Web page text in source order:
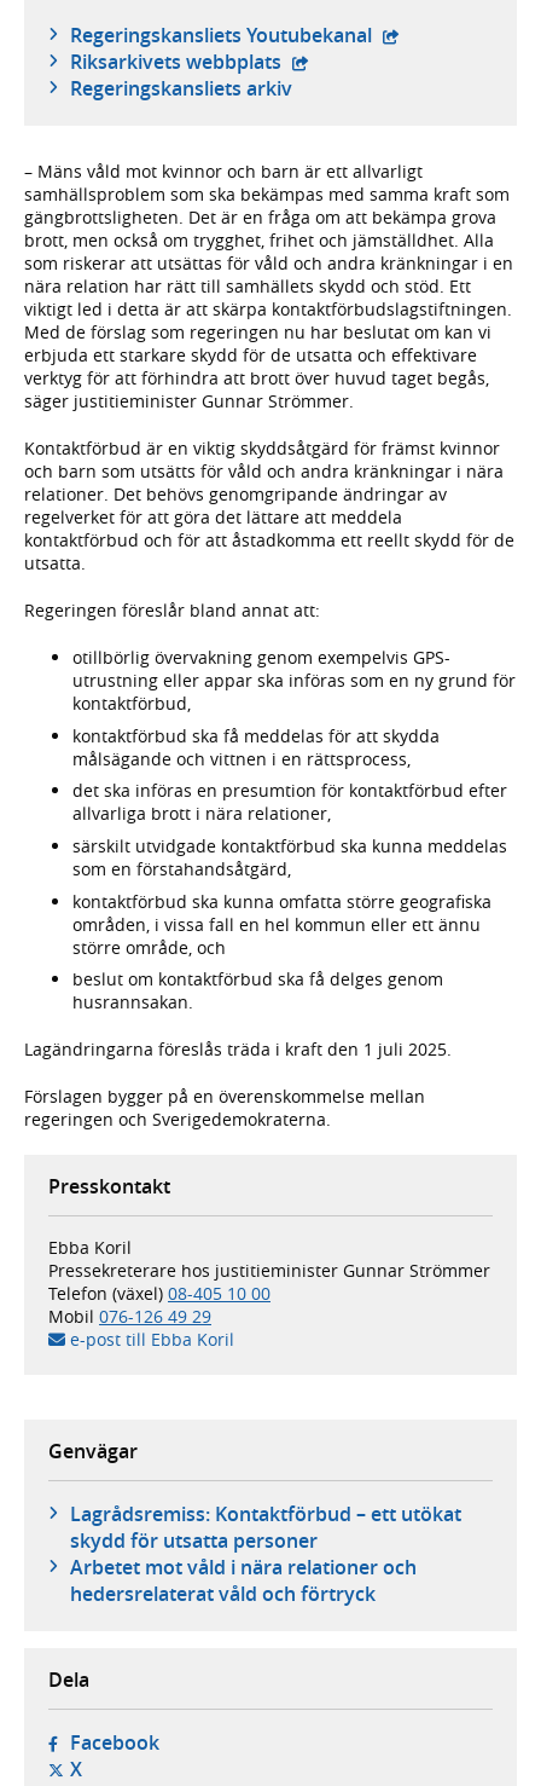
Regeringskansliets Youtubekanal - extern
Riksarkivets webbplats - extern webbplats,
Regeringskansliets arkiv
– Mäns våld mot kvinnor och barn är ett allvarligt
samhällsproblem som ska bekämpas med samma kraft som
gängbrottsligheten. Det är en fråga om att bekämpa grova
brott, men också om trygghet, frihet och jämställdhet. Alla
som riskerar att utsättas för våld och andra kränkningar i en
nära relation har rätt till samhällets skydd och stöd. Ett
viktigt led i detta är att skärpa kontaktförbudslagstiftningen.
Med de förslag som regeringen nu har beslutat om kan vi
erbjuda ett starkare skydd för de utsatta och effektivare
verktyg för att förhindra att brott över huvud taget begås,
säger justitieminister Gunnar Strömmer.
Kontaktförbud är en viktig skyddsåtgärd för främst kvinnor
och barn som utsätts för våld och andra kränkningar i nära
relationer. Det behövs genomgripande ändringar av
regelverket för att göra det lättare att meddela
kontaktförbud och för att åstadkomma ett reellt skydd för de
utsatta.
Regeringen föreslår bland annat att:
otillbörlig övervakning genom exempelvis GPS-
utrustning eller appar ska införas som en ny grund för
kontaktförbud,
kontaktförbud ska få meddelas för att skydda
målsägande och vittnen i en rättsprocess,
det ska införas en presumtion för kontaktförbud efter
allvarliga brott i nära relationer,
särskilt utvidgade kontaktförbud ska kunna meddelas
som en förstahandsåtgärd,
kontaktförbud ska kunna omfatta större geografiska
områden, i vissa fall en hel kommun eller ett ännu
större område, och
beslut om kontaktförbud ska få delges genom
husrannsakan.
Lagändringarna föreslås träda i kraft den 1 juli 2025.
Förslagen bygger på en överenskommelse mellan
regeringen och Sverigedemokraterna.
Presskontakt
Ebba Koril
Pressekreterare hos justitieminister Gunnar Strömmer
Telefon (växel) 08-405 10 00
Mobil 076-126 49 29
e-post till Ebba Koril
Genvägar
Lagrådsremiss: Kontaktförbud – ett utökat
skydd för utsatta personer
Arbetet mot våld i nära relationer och
hedersrelaterat våld och förtryck
Dela
Facebook- öppnas i ny flik, extern webbplats,
X- öppnas i ny flik, extern webbplats,